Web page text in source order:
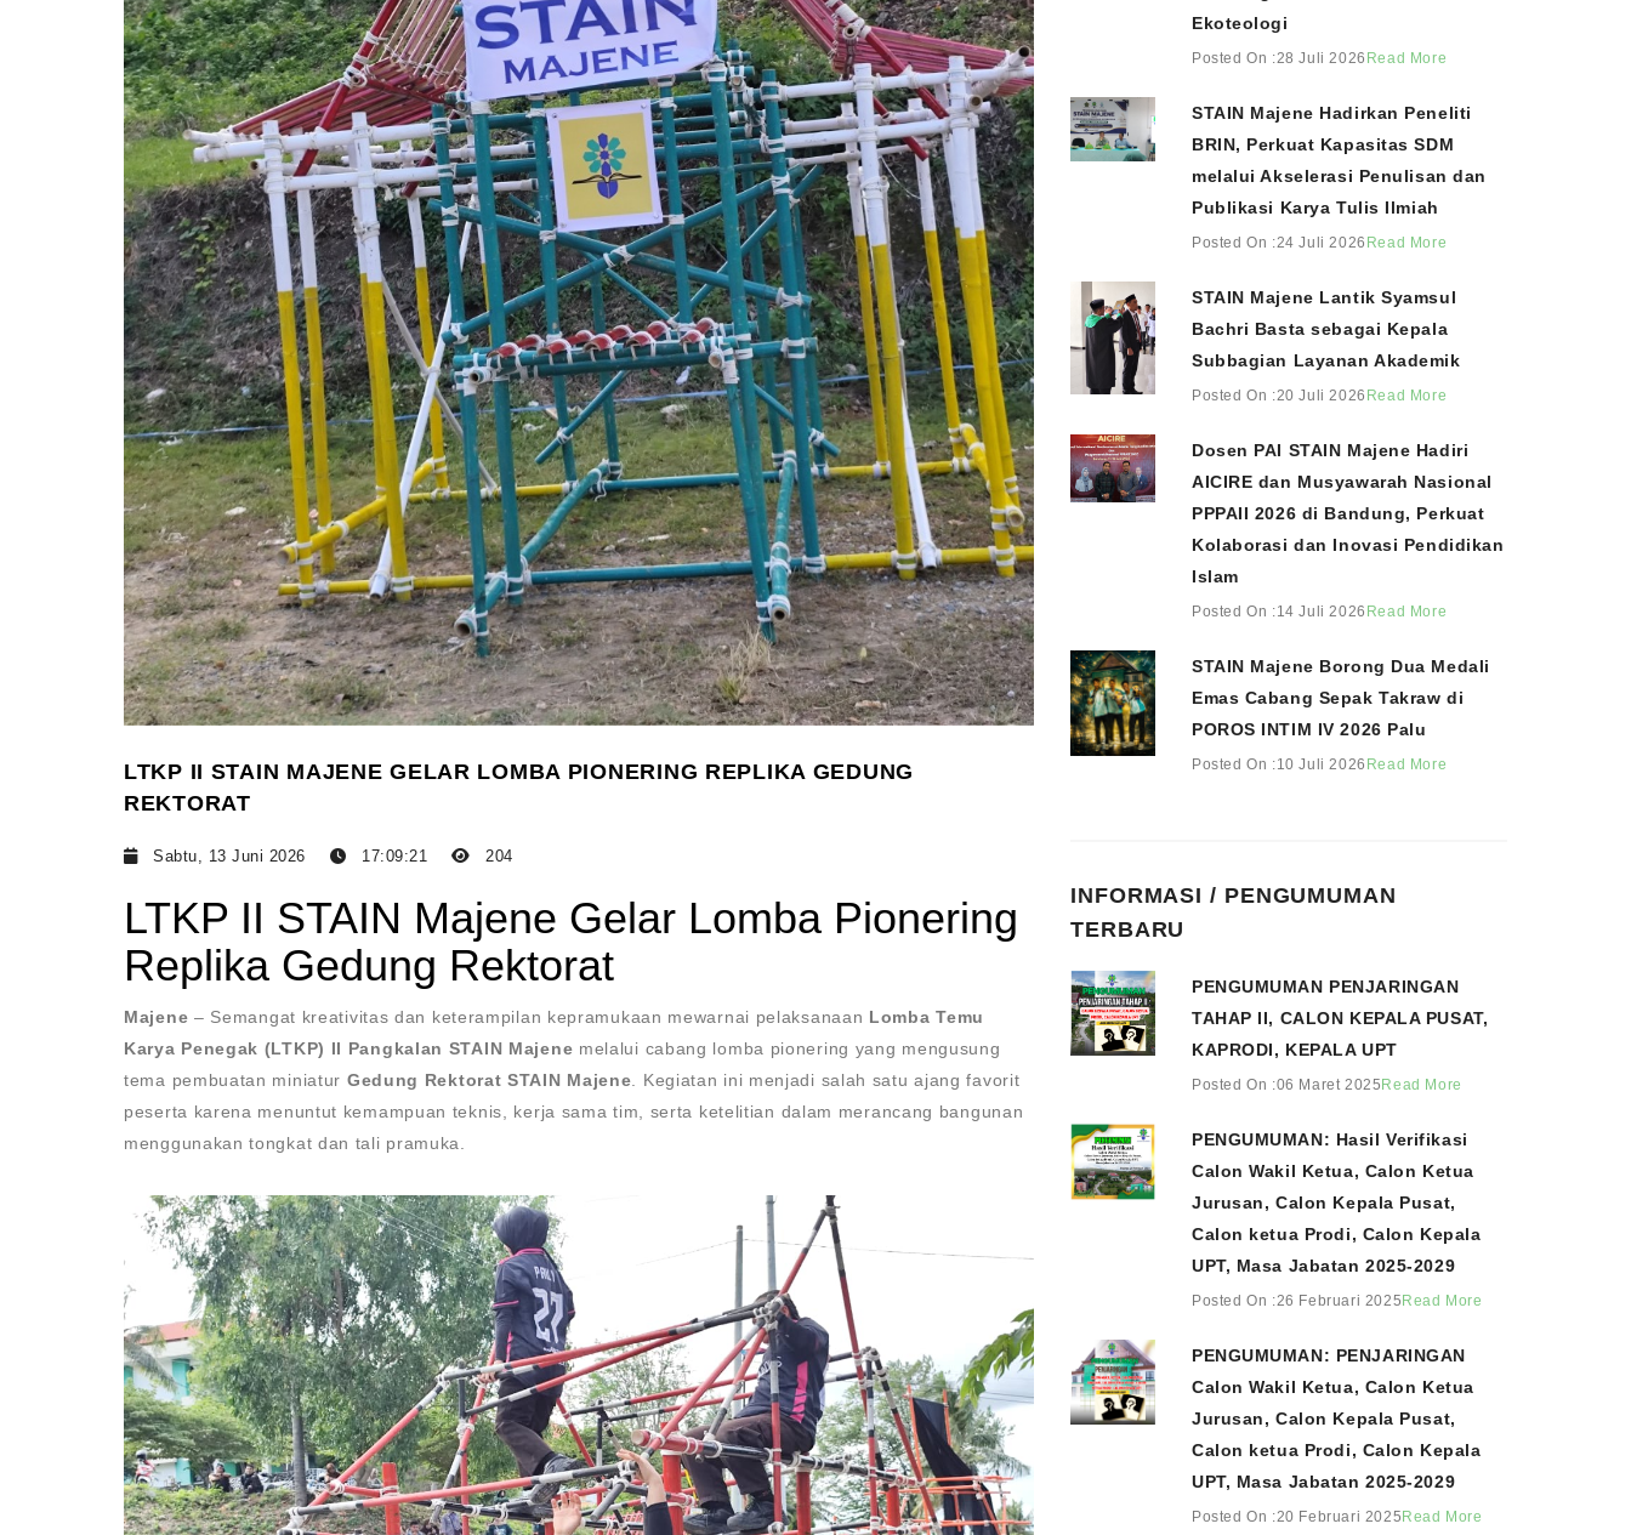
LTKP II STAIN MAJENE GELAR LOMBA PIONERING REPLIKA GEDUNG
REKTORAT
Sabtu, 13 Juni 2026 17:09:21 204
LTKP II STAIN Majene Gelar Lomba Pionering
Replika Gedung Rektorat
Majene – Semangat kreativitas dan keterampilan kepramukaan mewarnai pelaksanaan Lomba Temu
Karya Penegak (LTKP) II Pangkalan STAIN Majene melalui cabang lomba pionering yang mengusung
tema pembuatan miniatur Gedung Rektorat STAIN Majene . Kegiatan ini menjadi salah satu ajang favorit
peserta karena menuntut kemampuan teknis, kerja sama tim, serta ketelitian dalam merancang bangunan
menggunakan tongkat dan tali pramuka.
Ekoteologi
Posted On :28 Juli 2026 Read More
STAIN Majene Hadirkan Peneliti
BRIN, Perkuat Kapasitas SDM
melalui Akselerasi Penulisan dan
Publikasi Karya Tulis Ilmiah
Posted On :24 Juli 2026 Read More
STAIN Majene Lantik Syamsul
Bachri Basta sebagai Kepala
Subbagian Layanan Akademik
Posted On :20 Juli 2026 Read More
Dosen PAI STAIN Majene Hadiri
AICIRE dan Musyawarah Nasional
PPPAII 2026 di Bandung, Perkuat
Kolaborasi dan Inovasi Pendidikan
Islam
Posted On :14 Juli 2026 Read More
STAIN Majene Borong Dua Medali
Emas Cabang Sepak Takraw di
POROS INTIM IV 2026 Palu
Posted On :10 Juli 2026 Read More
INFORMASI / PENGUMUMAN
TERBARU
PENGUMUMAN PENJARINGAN
TAHAP II, CALON KEPALA PUSAT,
KAPRODI, KEPALA UPT
Posted On :06 Maret 2025 Read More
PENGUMUMAN: Hasil Verifikasi
Calon Wakil Ketua, Calon Ketua
Jurusan, Calon Kepala Pusat,
Calon ketua Prodi, Calon Kepala
UPT, Masa Jabatan 2025-2029
Posted On :26 Februari 2025 Read More
PENGUMUMAN: PENJARINGAN
Calon Wakil Ketua, Calon Ketua
Jurusan, Calon Kepala Pusat,
Calon ketua Prodi, Calon Kepala
UPT, Masa Jabatan 2025-2029
Posted On :20 Februari 2025 Read More